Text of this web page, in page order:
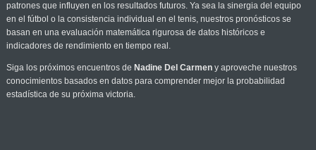
patrones que influyen en los resultados futuros. Ya sea la sinergia del equipo
en el fútbol o la consistencia individual en el tenis, nuestros pronósticos se
basan en una evaluación matemática rigurosa de datos históricos e
indicadores de rendimiento en tiempo real.
Siga los próximos encuentros de Nadine Del Carmeny aproveche nuestros
conocimientos basados en datos para comprender mejor la probabilidad
estadística de su próxima victoria.